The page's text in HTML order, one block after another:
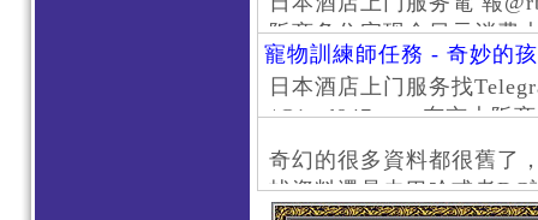
阪商务住宅现金日元消费
京风俗 #大阪风俗 #东京
上门服务新宿风俗 #梅田
#日本萝莉 #大阪萝莉 #日
寵物訓練師任務 - 奇妙的
日本酒店上门服务找
/@jptd847utpp 东京大阪
京旅游 #大阪旅游 #东京
东京上门服务 #大阪上门
心斋桥风俗 #日本女孩 #
奇幻的很多資料都很舊了
找資料還是去巴哈或者